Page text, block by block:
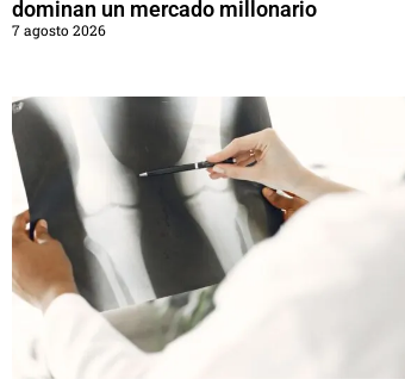
dominan un mercado millonario
7 agosto 2026